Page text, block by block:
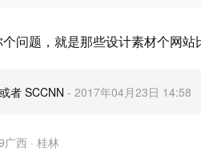
问题，就是那些设计素材个网
者 SCCNN- 2017年04月23日 14:58
广西 · 桂林